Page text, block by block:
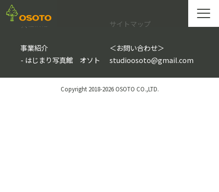
会社情報 サイトマップ
事業紹介
- はじまり写真館 オソト
＜お問い合わせ＞
studioosoto@gmail.com
Copyright 2018-2026 OSOTO CO.,LTD.